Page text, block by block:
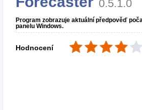
0.5.1.0
Program zobrazuje aktuální předpověď
panelu Windows.
Hodnocení